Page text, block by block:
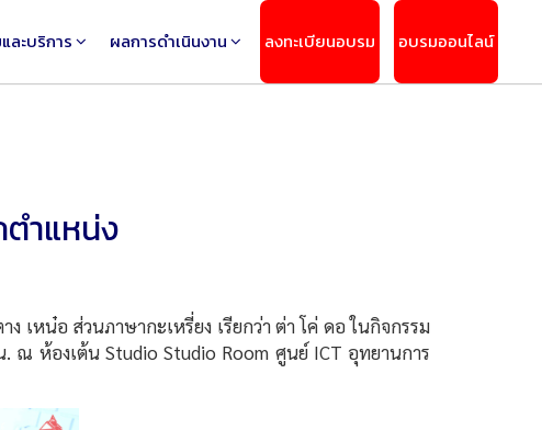
ละบริการ ผลการดำเนินงาน ลงทะเบียนอบรม อบรมออนไลน์
ำแหน่ง
หน๋อ ส่วนภาษากะเหรี่ยง เรียกว่า ต่า โค่ ดอ ในกิจกรรม
ณ ห้องเต้น Studio Studio Room ศูนย์ ICT อุทยานการ